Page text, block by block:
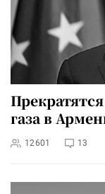
газа в
12601 13